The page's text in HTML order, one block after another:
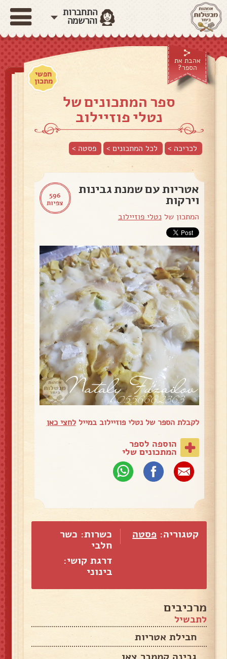
התחברות
והרשמה
אהבת את
הספר?
חפשי
מתכון
ספר המתכונים של
נטלי פוזיילוב
לכריכה > לכל המתכונים > פסטה >
596
צפיות
אטריות עם שמנת גבינות
וירקות
המתכון שלנטלי פוזיילוב
לקבלת הספר של נטלי פוזיילוב במייללחצי כאן
הוספה לספר
המתכונים שלי
קטגוריה: פסטה
כשרות: כשר
חלבי
דרגת קושי:
בינוני
מרכיבים
לתבשיל
חבילת אטריות